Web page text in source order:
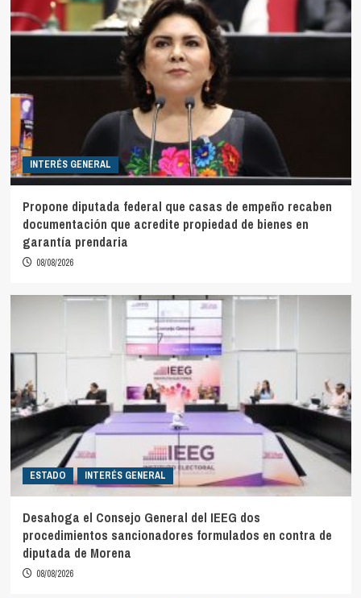
INTERÉS GENERAL
Propone diputada federal que casas de empeño recaben
documentación que acredite propiedad de bienes en
garantía prendaria
08/08/2026
ESTADO INTERÉS GENERAL
Desahoga el Consejo General del IEEG dos
procedimientos sancionadores formulados en contra de
diputada de Morena
08/08/2026